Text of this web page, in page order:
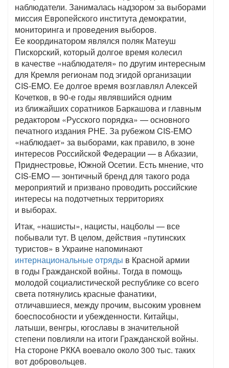
наблюдатели. Занималась надзором за выборами
миссия Европейского института демократии,
мониторинга и проведения выборов.
Ее координатором являлся поляк Матеуш
Пискорский, который долгое время колесил
в качестве «наблюдателя» по другим интересным
для Кремля регионам под эгидой организации
CIS-EMO. Ее долгое время возглавлял Алексей
Кочетков, в 90-е годы являвшийся одним
из ближайших соратников Баркашова и главным
редактором «Русского порядка» — основного
печатного издания РНЕ. За рубежом CIS-EMO
«наблюдает» за выборами, как правило, в зоне
интересов Российской Федерации — в Абхазии,
Приднестровье, Южной Осетии. Есть мнение, что
CIS-EMO — зонтичный бренд для такого рода
мероприятий и призвано проводить российские
интересы на подотчетных территориях
и выборах.
Итак, «нашисты», нацисты, нацболы — все
побывали тут. В целом, действия «путинских
туристов» в Украине напоминают
интернациональные отряды в Красной армии
в годы Гражданской войны. Тогда в помощь
молодой социалистической республике со всего
света потянулись красные фанатики,
отличавшиеся, между прочим, высоким уровнем
боеспособности и убежденности. Китайцы,
латыши, венгры, югославы в значительной
степени повлияли на итоги Гражданской войны.
На стороне РККА воевало около 300 тыс. таких
вот добровольцев.